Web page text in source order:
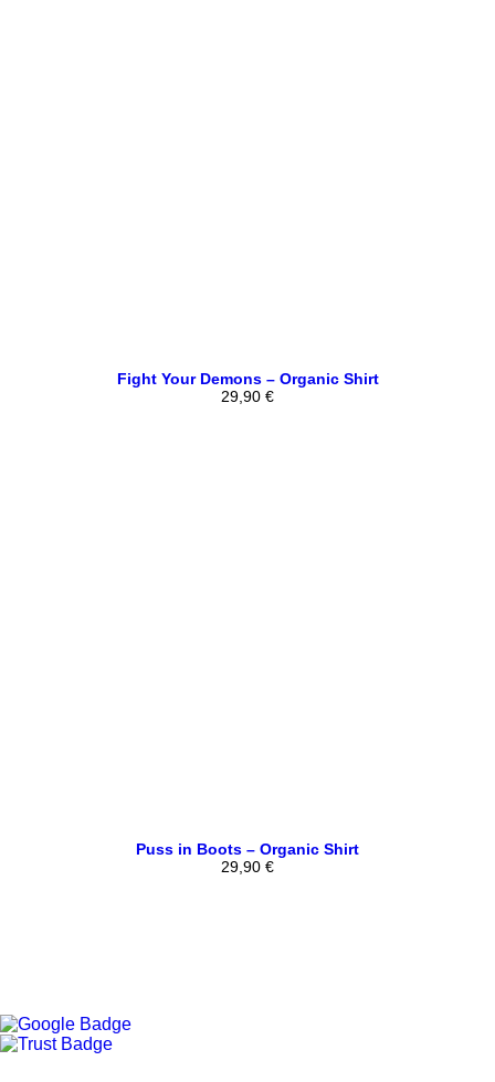
Fight Your Demons – Organic Shirt
29,90 €
Puss in Boots – Organic Shirt
29,90 €